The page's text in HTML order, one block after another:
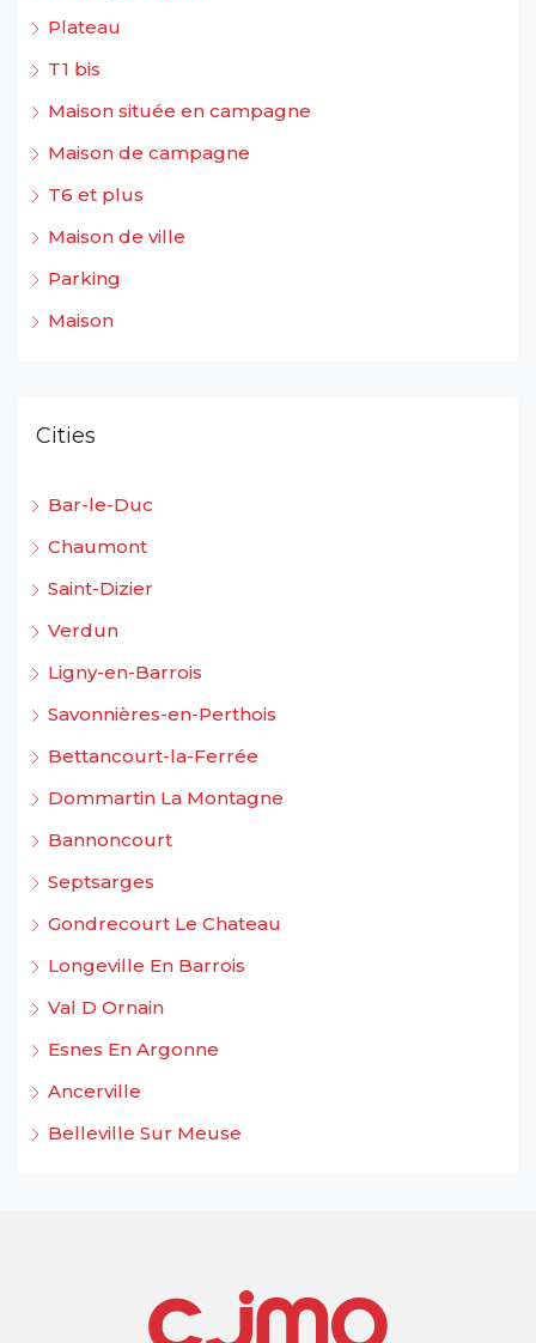
Plateau
T1 bis
Maison située en campagne
Maison de campagne
T6 et plus
Maison de ville
Parking
Maison
Cities
Bar-le-Duc
Chaumont
Saint-Dizier
Verdun
Ligny-en-Barrois
Savonnières-en-Perthois
Bettancourt-la-Ferrée
Dommartin La Montagne
Bannoncourt
Septsarges
Gondrecourt Le Chateau
Longeville En Barrois
Val D Ornain
Esnes En Argonne
Ancerville
Belleville Sur Meuse